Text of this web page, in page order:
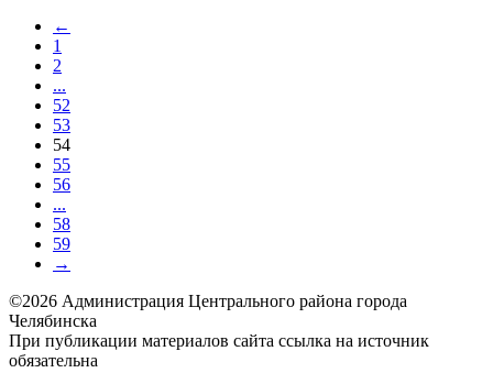
←
1
2
...
52
53
54
55
56
...
58
59
→
©2026 Администрация Центрального района города
Челябинска
При публикации материалов сайта ссылка на источник
обязательна